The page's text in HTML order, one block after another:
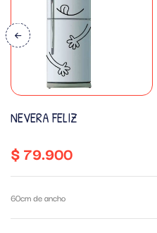
NEVERA FELIZ
$79.900
60cm de ancho